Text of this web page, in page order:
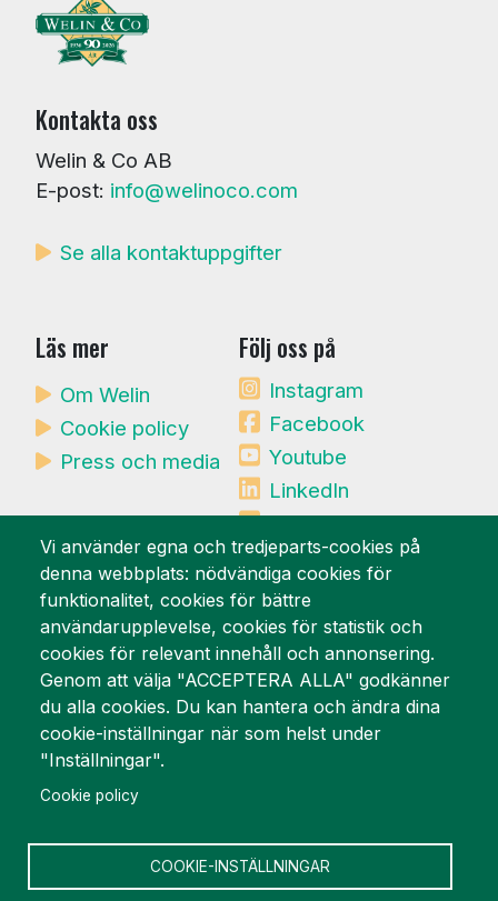
Kontakta oss
Welin & Co AB
E-post: info@welinoco.com
Se alla kontaktuppgifter
Läs mer
Om Welin
Cookie policy
Press och media
Följ oss på
Instagram
Facebook
Youtube
LinkedIn
Mynewsdesk
Vi är stolta över
Vi använder egna och tredjeparts-cookies på
denna webbplats: nödvändiga cookies för
funktionalitet, cookies för bättre
användarupplevelse, cookies för statistik och
cookies för relevant innehåll och annonsering.
Genom att välja "ACCEPTERA ALLA" godkänner
du alla cookies. Du kan hantera och ändra dina
cookie-inställningar när som helst under
"Inställningar".
Cookie policy
COOKIE-INSTÄLLNINGAR